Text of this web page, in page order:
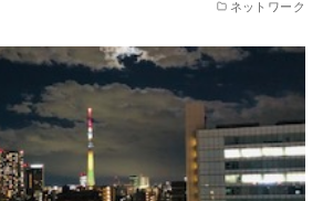
ネットワーク